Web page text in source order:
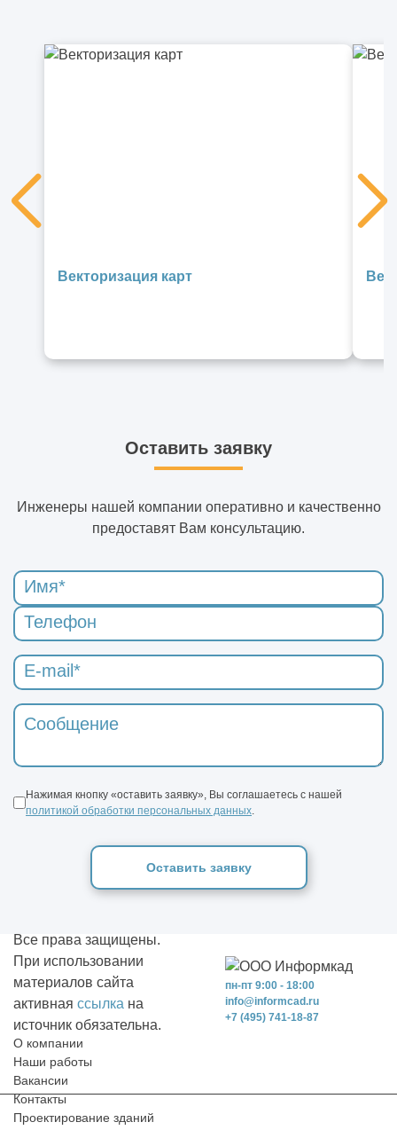
Векторизация карт
Оставить заявку
Инженеры нашей компании оперативно и качественно
предоставят Вам консультацию.
Нажимая кнопку «оставить заявку», Вы соглашаетесь с нашей
политикой обработки персональных данных.
Оставить заявку
пн-пт 9:00 - 18:00
+7 (495) 741-18-87
info@informcad.ru
О компании
Наши работы
Вакансии
Контакты
Проектирование зданий
Все права защищены.
При использовании
материалов сайта
активная ссылка на
источник обязательна.